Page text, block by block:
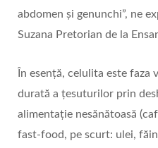
abdomen și genunchi”, ne
Suzana Pretorian de la
În esență, celulita este
durată a țesuturilor prin
alimentație nesănătoasă
fast-food, pe scurt: ulei,